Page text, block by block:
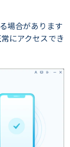
場合があります
にアクセスでき